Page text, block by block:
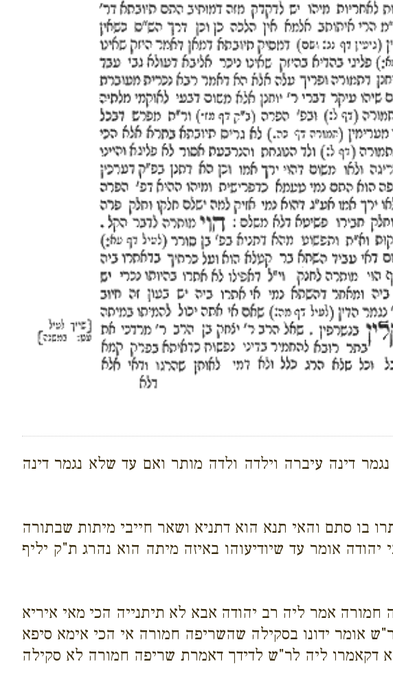
דינה עיברה וילדה ולדה מותר ואם עד שלא נגמר דינה
בו סתם והאי תנא הוא דתניא ושאר חייבי מיתות שבתורה
אומר עד שיודיעוהו באיזה מיתה הוא נהרג ת"ק יליף
חמורה אמר ליה רב יהודה אבא לא תיתנייה הכי מאי איריא
אומר ידונו בסקילה שהשריפה חמורה אי הכי אימא סיפא
דקאמרו ליה לר"ש לדידך דאמרת שריפה חמורה לא סקילה